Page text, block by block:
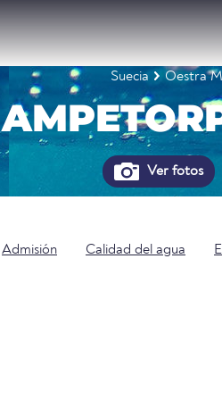
Suecia Oestra
Ver fotos
Admisión Calidad del agua